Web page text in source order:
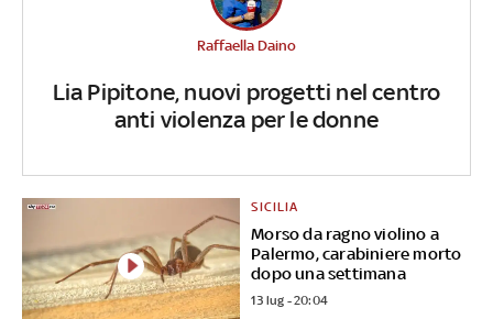
Lia Pipitone, nuovi progetti nel centro
anti violenza per le donne
Raffaella Daino
Morso da ragno violino a
Palermo, carabiniere morto
dopo una settimana
SICILIA
13 lug - 20:04